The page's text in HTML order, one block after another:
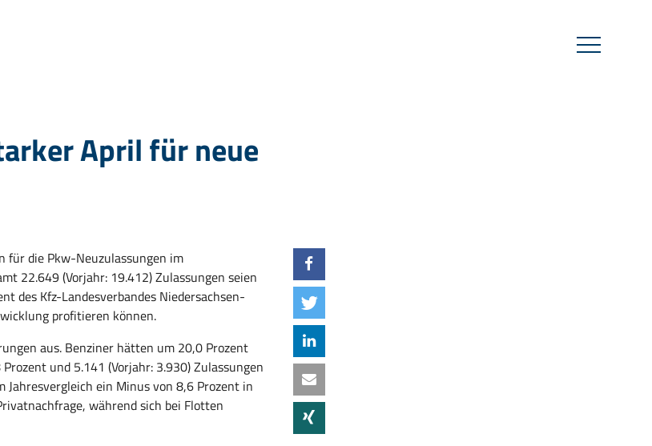
April für neue
für die Pkw-Neuzulassungen im
22.649 (Vorjahr: 19.412) Zulassungen seien
des Kfz-Landesverbandes Niedersachsen-
profitieren können.
aus. Benziner hätten um 20,0 Prozent
und 5.141 (Vorjahr: 3.930) Zulassungen
ein Minus von 8,6 Prozent in
während sich bei Flotten